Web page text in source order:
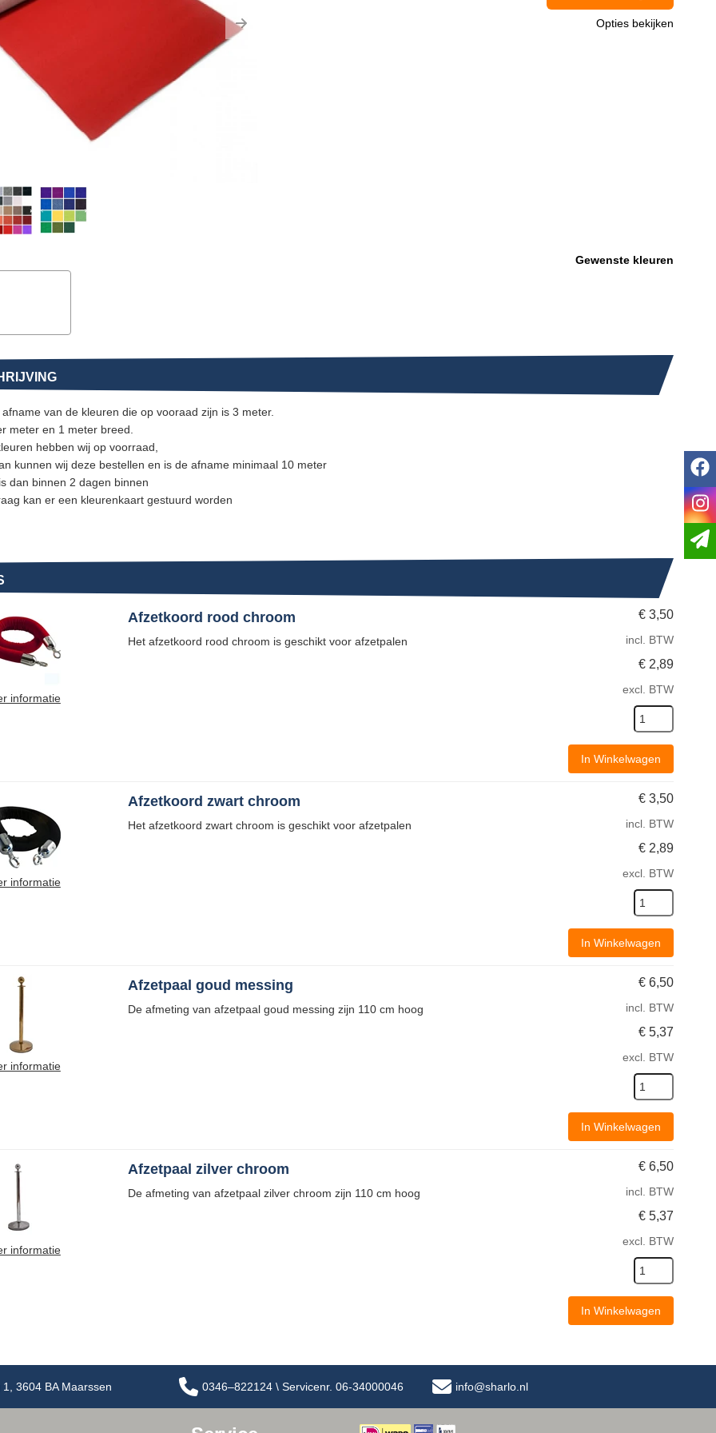
Next
Opties bekijken
Gewenste kleuren
van de kleuren die op vooraad zijn is 3 meter.
meter en 1 meter breed.
hebben wij op voorraad,
kunnen wij deze bestellen en is de afname minimaal 10 meter
dan binnen 2 dagen binnen
kan er een kleurenkaart gestuurd worden
informatie
€ 3,50
incl. BTW
€ 2,89
excl. BTW
In Winkelwagen
Afzetkoord rood chroom
Het afzetkoord rood chroom is geschikt voor afzetpalen
informatie
€ 3,50
incl. BTW
€ 2,89
excl. BTW
In Winkelwagen
Afzetkoord zwart chroom
Het afzetkoord zwart chroom is geschikt voor afzetpalen
informatie
€ 6,50
incl. BTW
€ 5,37
excl. BTW
In Winkelwagen
Afzetpaal goud messing
De afmeting van afzetpaal goud messing zijn 110 cm hoog
informatie
€ 6,50
incl. BTW
€ 5,37
excl. BTW
In Winkelwagen
Afzetpaal zilver chroom
De afmeting van afzetpaal zilver chroom zijn 110 cm hoog
3604 BA Maarssen 0346–822124 \ Servicenr. 06-34000046 info@sharlo.nl